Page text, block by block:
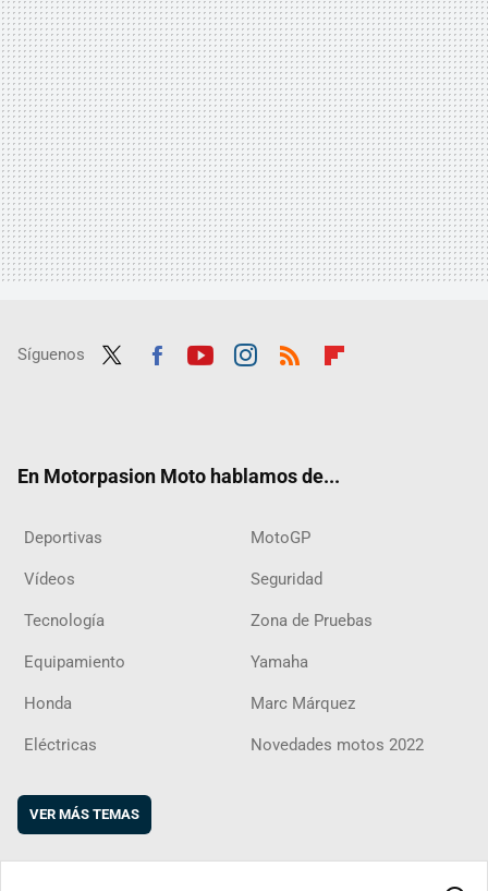
Síguenos
En Motorpasion Moto hablamos de...
Deportivas MotoGP
Vídeos Seguridad
Tecnología Zona de Pruebas
Equipamiento Yamaha
Honda Marc Márquez
Eléctricas Novedades motos 2022
VER MÁS TEMAS